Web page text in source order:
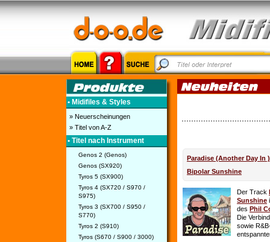
• Midifiles & Styles
» Neuerscheinungen
» Titel von A-Z
• Titel nach Instrument
Genos 2 (Genos)
Genos (SX920)
Tyros 5 (SX900)
Tyros 4 (SX720 / S970 /
S975)
Tyros 3 (SX700 / S950 /
S770)
Tyros 2 (S910)
Tyros (S670 / S900 / 3000)
Paradise (Another Day In
Bipolar Sunshine
Der Track
Sunshine
des Phil
Die
sowie